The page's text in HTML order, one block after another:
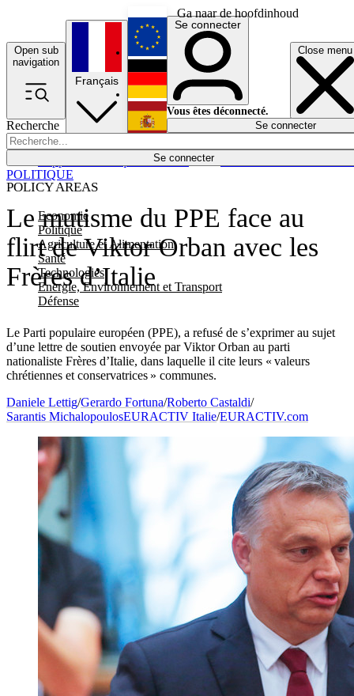
Ga naar de hoofdinhoud
Open sub
navigation
Close menu
Recherche
Se connecter
POLICY AREAS
Economie
Politique
Agriculture et Alimentation
Santé
Technologies
Energie, Environnement et Transport
Défense
Économie
Français
English
Deutsch
Español
Se connecter
Vous êtes déconnecté.
Se connecter
Le mutisme du PPE face au
flirt de Viktor Orban avec les
Frères d’Italie
Le Parti populaire européen (PPE), a refusé de s’exprimer au sujet
d’une lettre de soutien envoyée par Viktor Orban au parti
nationaliste Frères d’Italie, dans laquelle il cite leurs « valeurs
chrétiennes et conservatrices » communes.
POLITIQUE
Daniele Lettig/Gerardo Fortuna/Roberto Castaldi/
Sarantis MichalopoulosEURACTIV Italie/EURACTIV.com